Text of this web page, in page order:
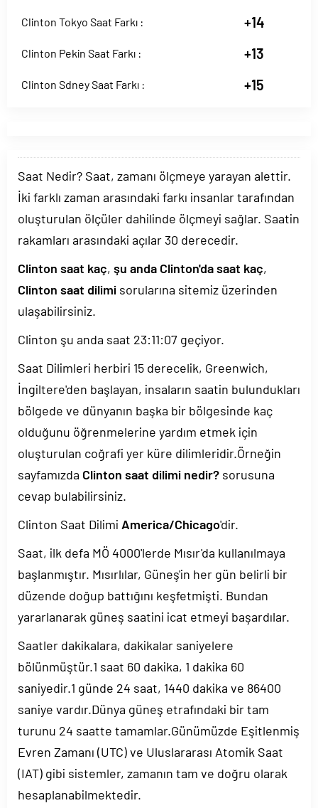
Clinton Tokyo Saat Farkı : +14
Clinton Pekin Saat Farkı : +13
Clinton Sdney Saat Farkı : +15
Saat Nedir? Saat, zamanı ölçmeye yarayan alettir.
İki farklı zaman arasındaki farkı insanlar tarafından
oluşturulan ölçüler dahilinde ölçmeyi sağlar. Saatin
rakamları arasındaki açılar 30 derecedir.
Clinton saat kaç, şu anda Clinton'da saat kaç,
Clinton saat dilimi sorularına sitemiz üzerinden
ulaşabilirsiniz.
Clinton şu anda saat 23:11:07 geçiyor.
Saat Dilimleri herbiri 15 derecelik, Greenwich,
İngiltere'den başlayan, insaların saatin bulundukları
bölgede ve dünyanın başka bir bölgesinde kaç
olduğunu öğrenmelerine yardım etmek için
oluşturulan coğrafi yer küre dilimleridir.Örneğin
sayfamızda Clinton saat dilimi nedir? sorusuna
cevap bulabilirsiniz.
Clinton Saat Dilimi America/Chicago'dir.
Saat, ilk defa MÖ 4000'lerde Mısır'da kullanılmaya
başlanmıştır. Mısırlılar, Güneş'in her gün belirli bir
düzende doğup battığını keşfetmişti. Bundan
yararlanarak güneş saatini icat etmeyi başardılar.
Saatler dakikalara, dakikalar saniyelere
bölünmüştür.1 saat 60 dakika, 1 dakika 60
saniyedir.1 günde 24 saat, 1440 dakika ve 86400
saniye vardır.Dünya güneş etrafındaki bir tam
turunu 24 saatte tamamlar.Günümüzde Eşitlenmiş
Evren Zamanı (UTC) ve Uluslararası Atomik Saat
(IAT) gibi sistemler, zamanın tam ve doğru olarak
hesaplanabilmektedir.